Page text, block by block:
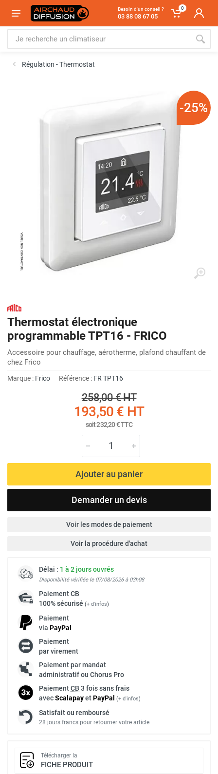
Besoin d'un conseil ?
03 88 08 67 05
0
Régulation - Thermostat
-25%
Thermostat électronique
programmable TPT16 - FRICO
Accessoire pour chauffage, aérotherme, plafond chauffant de
chez Frico
Marque : Frico Référence : FR TPT16
258,00 €HT
193,50 € HT
soit232,20 €TTC
Ajouter au panier
Demander un devis
Voir les modes de paiement
Voir la procédure d'achat
Délai : 1 à 2 jours ouvrés
Disponibilité vérifiée le 07/08/2026 à 03h08
PaiementCB
100% sécurisé (+ d'infos)
Paiement
via PayPal
Paiement
par virement
Paiement par mandat
administratif ou Chorus Pro
PaiementCB 3 fois sans frais
avecScalapayetPayPal (+ d'infos)
Satisfait ou remboursé
28 jours francs pour retourner votre article
Télécharger la
FICHE PRODUIT